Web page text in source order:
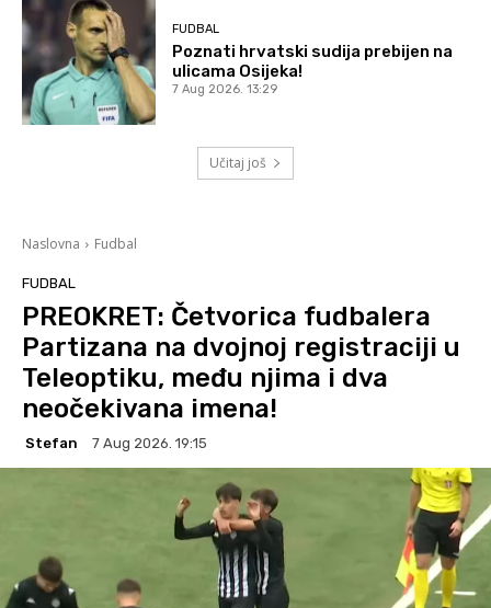
FUDBAL
Poznati hrvatski sudija prebijen na
ulicama Osijeka!
7 Aug 2026. 13:29
Učitaj još